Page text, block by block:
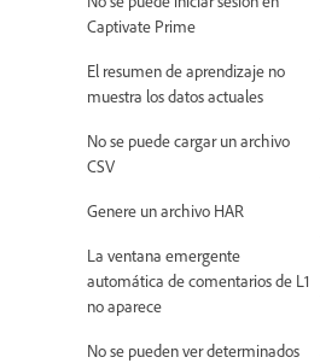
Captivate Prime
El resumen de aprendizaje no
muestra los datos actuales
No se puede cargar un archivo
CSV
Genere un archivo HAR
La ventana emergente
automática de comentarios de L1
no aparece
No se pueden ver determinados